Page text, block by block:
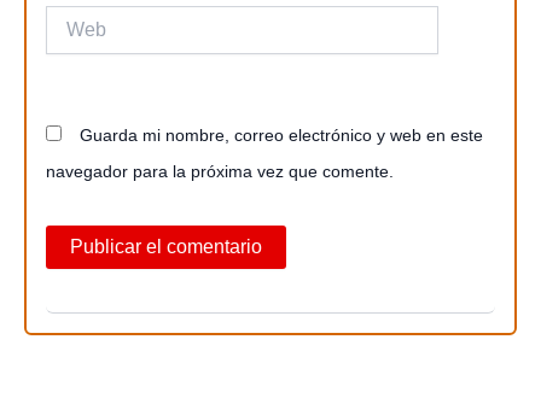
Web
Guarda mi nombre, correo electrónico y web en este
navegador para la próxima vez que comente.